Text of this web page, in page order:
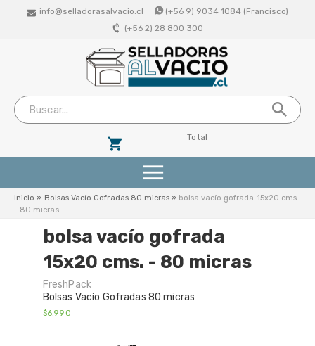
info@selladorasalvacio.cl
(+56 9) 9034 1084 (Francisco)
(+56 2) 28 800 300
Total
Productos
Selladoras Profesionales De Campana
Bolsas De Vacio Lisas
Inicio » Bolsas Vacío Gofradas 80 micras » bolsa vacío gofrada 15x20 cms.
- 80 micras
bolsa vacío gofrada
15x20 cms. - 80 micras
FreshPack
Bolsas Vacío Gofradas 80 micras
$6.990